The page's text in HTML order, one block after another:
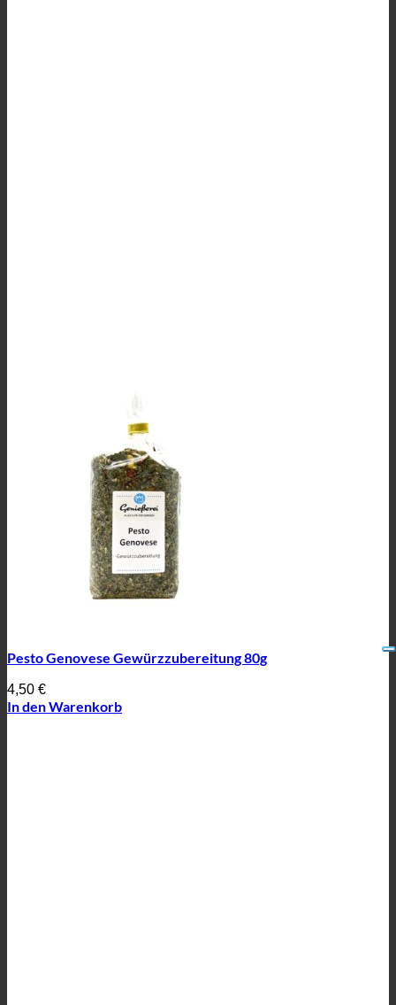
Pesto Genovese Gewürzzubereitung 80g
4,50 €
In den Warenkorb